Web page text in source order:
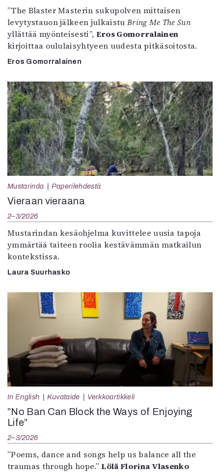
”The Blaster Masterin sukupolven mittaisen
levytystauon jälkeen julkaistu Bring Me The Sun
yllättää myönteisesti”, Eros Gomorralainen
kirjoittaa oululaisyhtyeen uudesta pitkäsoitosta.
Eros Gomorralainen
Mustarinda Paperilehdestä
Vieraan vieraana
2–3/2026
Mustarindan kesäohjelma kuvittelee uusia tapoja
ymmärtää taiteen roolia kestävämmän matkailun
kontekstissa.
Laura Suurhasko
In English Kuvataide Verkkoartikkeli
”No Ban Can Block the Ways of Enjoying
Life”
2–3/2026
”Poems, dance and songs help us balance all the
traumas through hope.”Lölä Florina Vlasenko